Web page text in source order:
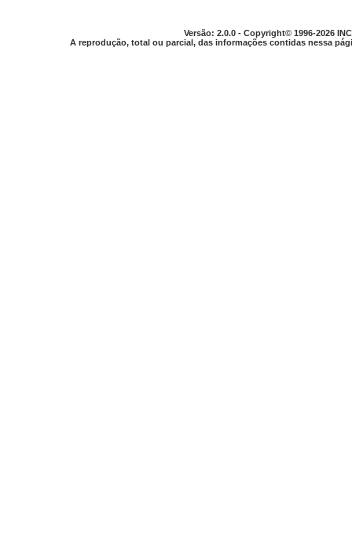
Versão: 2.0.0 - Copyright© 1996-2026
A reprodução, total ou parcial, das informações contidas nessa